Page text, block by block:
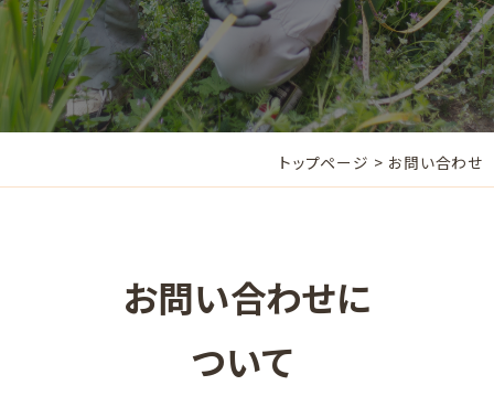
トップページ > お問い合わせ
お問い合わせに
ついて